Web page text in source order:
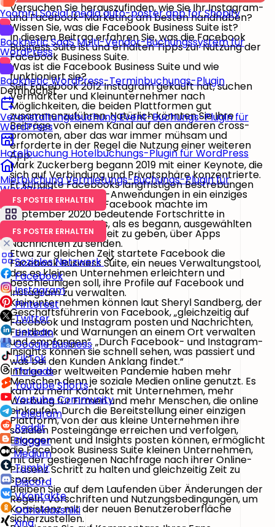
YoomruSocial media auto-poster app for Shopify
Booknetic SaaS Multi-Vendor-Buchungssystem für
WordPress
BookneticWordPress-Terminbuchungs-Plugin
Demnächst
VeranstaltungsbuchungEvent-Buchungs-Plugin für
WordPress
HotelbuchungHotelbuchungs-Plugin für WordPress
MietbuchungVermietungs-Buchungs-Plugin für
WordPress
FS POSTER ERHALTEN
FS POSTER ERHALTEN
Soziales Netzwerk
Facebook
Instagram
Pinterest
Twitter
LinkedIn
Google Business
TikTok
Threads
Youtube Shorts
Youtube Community
Telegram
Reddit
Blogger
Medium
Tumblr
Discord
VKontakte
Odnoklassniki
Xing
Versuchen Sie herauszufinden, wie Sie Ihr Instagram-
und Facebook-Marketing am besten handhaben?
Wissen Sie, was die Facebook Business Suite ist?
In diesem Beitrag erfahren Sie, was die Facebook
Business Suite ist und erhalten Tipps zur Nutzung der
Facebook Business Suite.
Was ist die Facebook Business Suite und wie
funktioniert sie?
Seit Facebook 2012 Instagram gekauft hat, suchen
Vermarkter und Kleinunternehmer nach
Möglichkeiten, die beiden Plattformen gut
zusammenzuführen. Natürlich könnten Sie Ihre
Beiträge von einem Kanal auf den anderen cross-
promoten, aber das war immer mühsam und
erforderte in der Regel die Nutzung einer weiteren
App.
Mark Zuckerberg begann 2019 mit einer Keynote, die
sich auf Verbindung und Privatsphäre konzentrierte.
Er kündigte Facebooks langfristigen Bestrebungen
an, seine Messaging-Anwendungen in ein einziges
Tool zu integrieren. Facebook machte im
September 2020 bedeutende Fortschritte in
Richtung dieses Ziels, als es begann, ausgewählten
Konten die Möglichkeit zu geben, über Apps
Nachrichten zu senden.
Etwa zur gleichen Zeit startete Facebook die
Facebook Business Suite, ein neues Verwaltungstool,
das es kleinen Unternehmen erleichtern und
beschleunigen soll, ihre Profile auf Facebook und
Instagram zu verwalten.
Kleinunternehmen können laut Sheryl Sandberg, der
Geschäftsführerin von Facebook, „gleichzeitig auf
Facebook und Instagram posten und Nachrichten,
Feedback und Warnungen an einem Ort verwalten
und empfangen“. „Durch Facebook- und Instagram-
Insights können sie schnell sehen, was passiert und
was bei den Kunden Anklang findet.“
Infolge der weltweiten Pandemie haben mehr
Menschen denn je soziale Medien online genutzt. Es
kam zu mehr Kontakt mit Unternehmen, mehr
Werbung für Firmen und mehr Menschen, die online
einkaufen. Durch die Bereitstellung einer einzigen
Plattform, von der aus kleine Unternehmen ihre
sozialen Posteingänge erreichen und verfolgen,
Engagement und Insights posten können, ermöglicht
die Facebook Business Suite kleinen Unternehmen,
mit der gestiegenen Nachfrage nach ihrer Online-
Präsenz Schritt zu halten und gleichzeitig Zeit zu
sparen.
Bleiben Sie auf dem Laufenden über Änderungen der
Regeln, Vorschriften und Nutzungsbedingungen, um
Konsistenz mit der neuen Benutzeroberfläche
sicherzustellen.